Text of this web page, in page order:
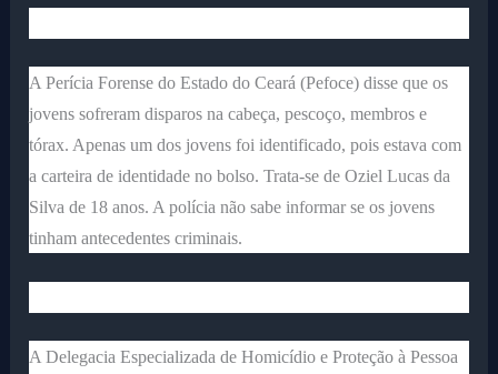
A Perícia Forense do Estado do Ceará (Pefoce) disse que os
jovens sofreram disparos na cabeça, pescoço, membros e
tórax. Apenas um dos jovens foi identificado, pois estava com
a carteira de identidade no bolso. Trata-se de Oziel Lucas da
Silva de 18 anos. A polícia não sabe informar se os jovens
tinham antecedentes criminais.
A Delegacia Especializada de Homicídio e Proteção à Pessoa